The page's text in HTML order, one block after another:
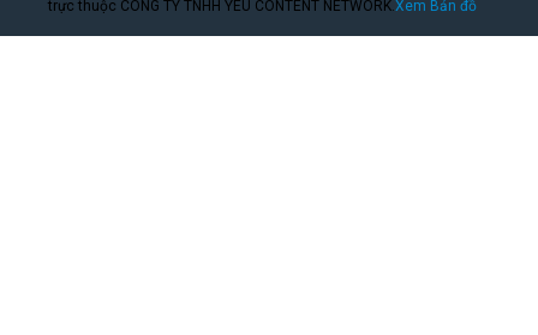
trực thuộc CÔNG TY TNHH YÊU CONTENT NETWORK. Xem Bản đồ